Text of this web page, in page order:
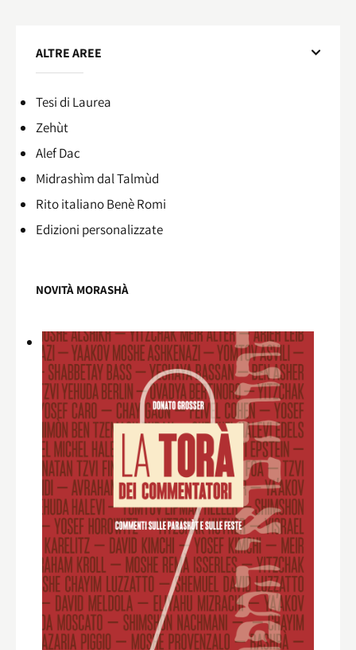
ALTRE AREE
Tesi di Laurea
Zehùt
Alef Dac
Midrashìm dal Talmùd
Rito italiano Benè Romi​
Edizioni personalizzate
NOVITÀ MORASHÀ